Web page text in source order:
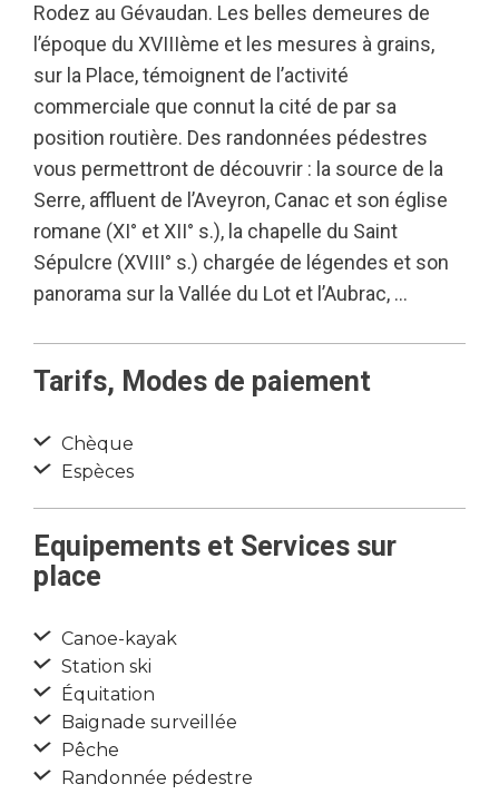
Rodez au Gévaudan. Les belles demeures de
l’époque du XVIIIème et les mesures à grains,
sur la Place, témoignent de l’activité
commerciale que connut la cité de par sa
position routière. Des randonnées pédestres
vous permettront de découvrir : la source de la
Serre, affluent de l’Aveyron, Canac et son église
romane (XI° et XII° s.), la chapelle du Saint
Sépulcre (XVIII° s.) chargée de légendes et son
panorama sur la Vallée du Lot et l’Aubrac, …
Tarifs, Modes de paiement
Chèque
Espèces
Equipements et Services sur
place
Canoe-kayak
Station ski
Équitation
Baignade surveillée
Pêche
Randonnée pédestre